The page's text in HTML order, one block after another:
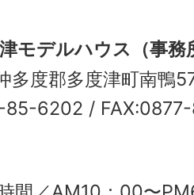
モデルハウス（事務
多度郡多度津町南
85-6202 /